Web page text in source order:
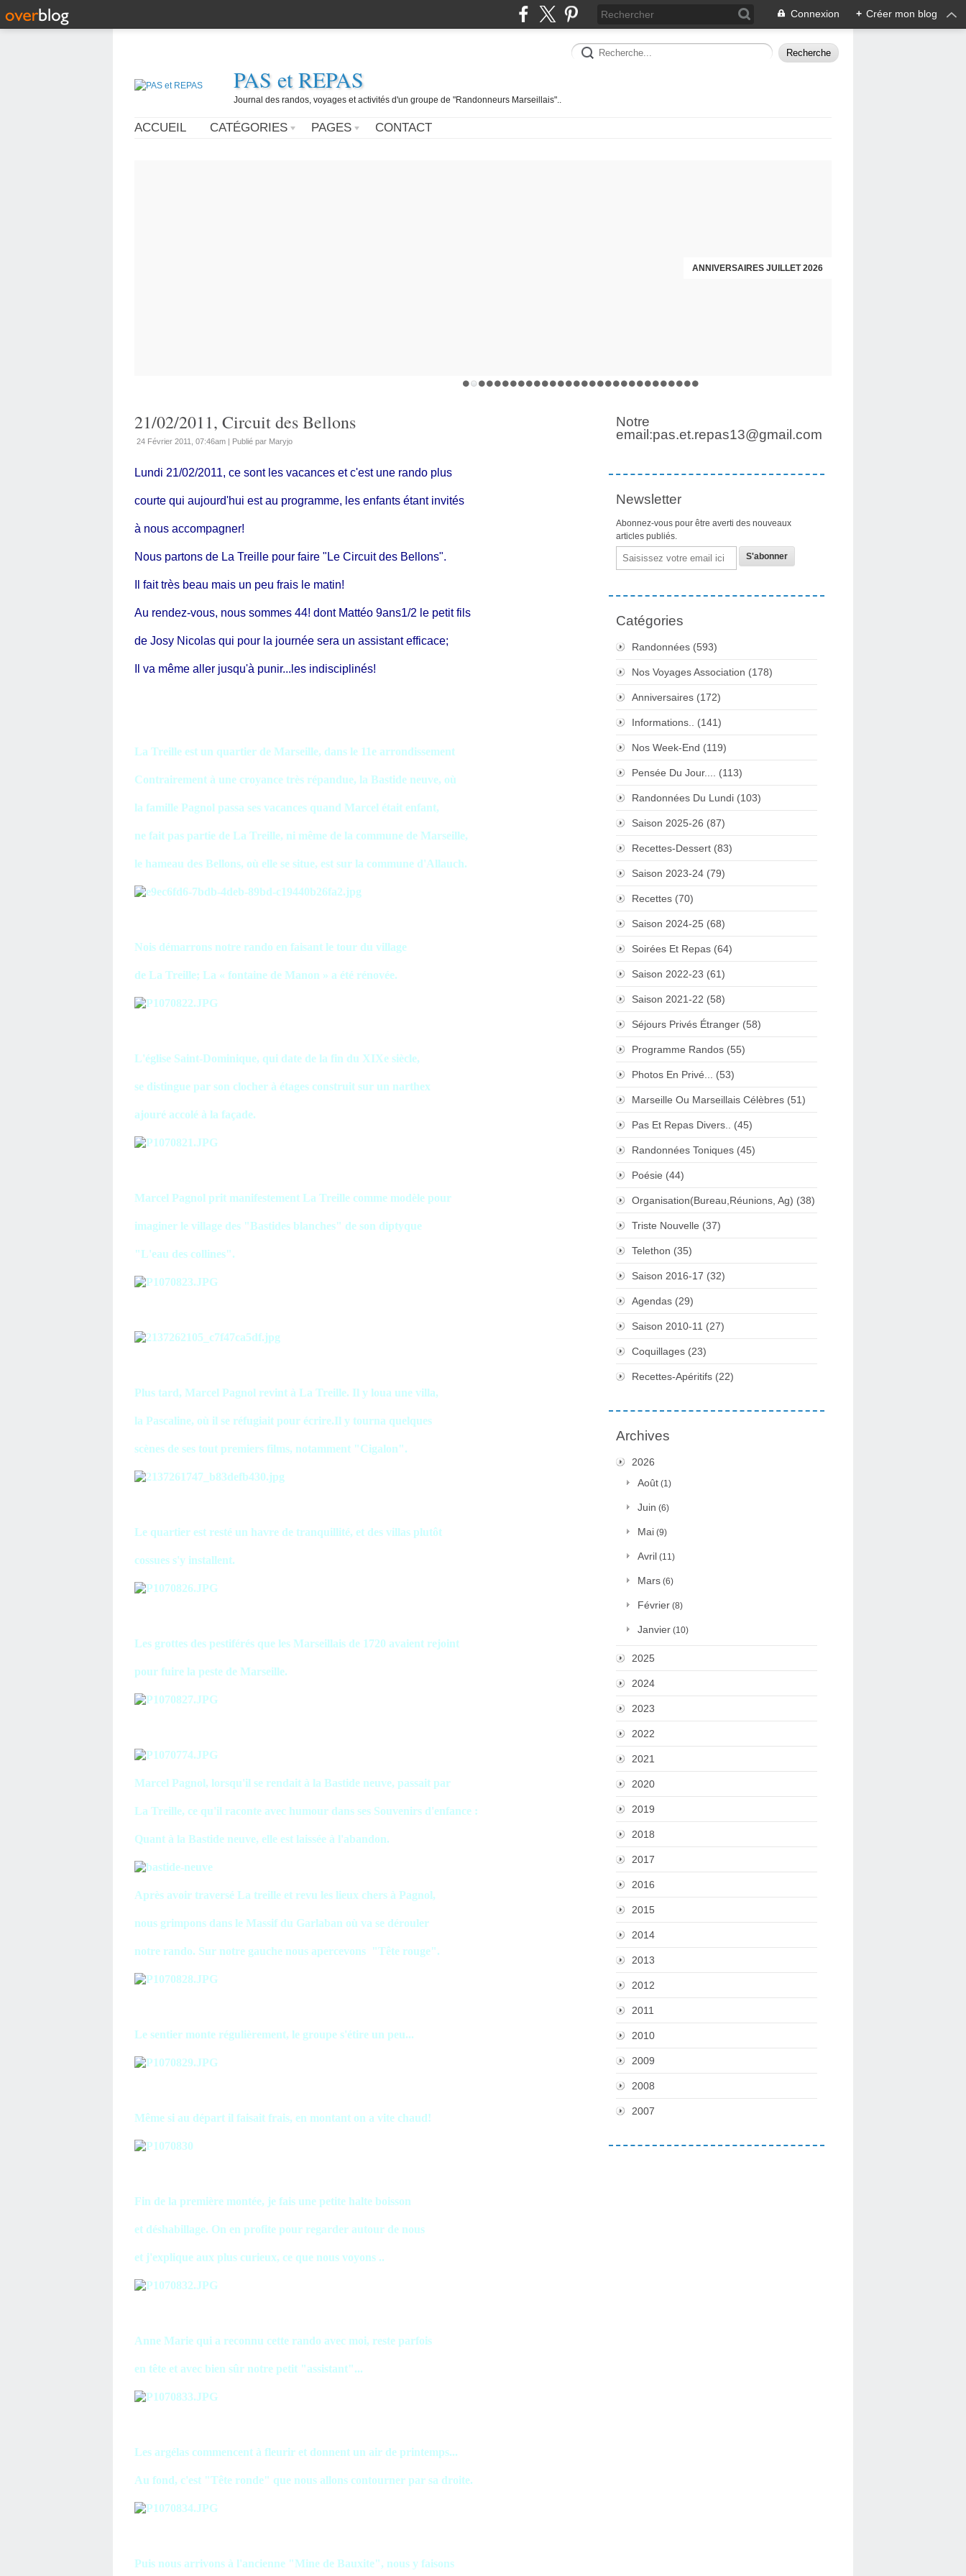
Connexion + Créer mon blog
PAS et REPAS
Journal des randos, voyages et activités d'un groupe de "Randonneurs Marseillais"..
ACCUEIL CATÉGORIES PAGES CONTACT
ANNIVERSAIRES JUILLET 2026
21/02/2011, Circuit des Bellons
24 Février 2011, 07:46am | Publié par Maryjo
Lundi 21/02/2011, ce sont les vacances et c'est une rando plus
courte qui aujourd'hui est au programme, les enfants étant invités
à nous accompagner!
Nous partons de La Treille pour faire "Le Circuit des Bellons".
Il fait très beau mais un peu frais le matin!
Au rendez-vous, nous sommes 44! dont Mattéo 9ans1/2 le petit fils
de Josy Nicolas qui pour la journée sera un assistant efficace;
Il va même aller jusqu'à punir...les indisciplinés!
La Treille est un quartier de Marseille, dans le 11e arrondissement
Contrairement à une croyance très répandue, la Bastide neuve, où
la famille Pagnol passa ses vacances quand Marcel était enfant,
ne fait pas partie de La Treille, ni même de la commune de Marseille,
le hameau des Bellons, où elle se situe, est sur la commune d'Allauch.
Nois démarrons notre rando en faisant le tour du village
de La Treille; La « fontaine de Manon » a été rénovée.
L'église Saint-Dominique, qui date de la fin du XIXe siècle,
se distingue par son clocher à étages construit sur un narthex
ajouré accolé à la façade.
Marcel Pagnol prit manifestement La Treille comme modèle pour
imaginer le village des "Bastides blanches" de son diptyque
"L'eau des collines".
Plus tard, Marcel Pagnol revint à La Treille. Il y loua une villa,
la Pascaline, où il se réfugiait pour écrire.Il y tourna quelques
scènes de ses tout premiers films, notamment "Cigalon".
Le quartier est resté un havre de tranquillité, et des villas plutôt
cossues s'y installent.
Les grottes des pestiférés que les Marseillais de 1720 avaient rejoint
pour fuire la peste de Marseille.
Marcel Pagnol, lorsqu'il se rendait à la Bastide neuve, passait par
La Treille, ce qu'il raconte avec humour dans ses Souvenirs d'enfance :
Quant à la Bastide neuve, elle est laissée à l'abandon.
Après avoir traversé La treille et revu les lieux chers à Pagnol,
nous grimpons dans le Massif du Garlaban où va se dérouler
notre rando. Sur notre gauche nous apercevons "Tête rouge".
Le sentier monte régulièrement, le groupe s'étire un peu...
Même si au départ il faisait frais, en montant on a vite chaud!
Fin de la première montée, je fais une petite halte boisson
et déshabillage. On en profite pour regarder autour de nous
et j'explique aux plus curieux, ce que nous voyons ..
Anne Marie qui a reconnu cette rando avec moi, reste parfois
en tête et avec bien sûr notre petit "assistant"...
Les argélas commencent à fleurir et donnent un air de printemps...
Au fond, c'est "Tête ronde" que nous allons contourner par sa droite.
Puis nous arrivons à l'ancienne "Mine de Bauxite", nous y faisons
Notre
email:pas.et.repas13@gmail.com
Newsletter
Abonnez-vous pour être averti des nouveaux
articles publiés.
Email
Catégories
Randonnées (593)
Nos Voyages Association (178)
Anniversaires (172)
Informations.. (141)
Nos Week-End (119)
Pensée Du Jour.... (113)
Randonnées Du Lundi (103)
Saison 2025-26 (87)
Recettes-Dessert (83)
Saison 2023-24 (79)
Recettes (70)
Saison 2024-25 (68)
Soirées Et Repas (64)
Saison 2022-23 (61)
Saison 2021-22 (58)
Séjours Privés Étranger (58)
Programme Randos (55)
Photos En Privé... (53)
Marseille Ou Marseillais Célèbres (51)
Pas Et Repas Divers.. (45)
Randonnées Toniques (45)
Poésie (44)
Organisation(Bureau,Réunions, Ag) (38)
Triste Nouvelle (37)
Telethon (35)
Saison 2016-17 (32)
Agendas (29)
Saison 2010-11 (27)
Coquillages (23)
Recettes-Apéritifs (22)
Archives
2026
Août (1)
Juin (6)
Mai (9)
Avril (11)
Mars (6)
Février (8)
Janvier (10)
2025
2024
2023
2022
2021
2020
2019
2018
2017
2016
2015
2014
2013
2012
2011
2010
2009
2008
2007